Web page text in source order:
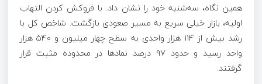
همین نگاه، سه‌شنبه خود را نشان داد. با فروکش کردن التهاب
اولیه، بازار خیلی سریع به مسیر صعودی بازگشت. شاخص کل با
رشد بیش از ۱۱۴ هزار واحدی به سطح چهار میلیون و ۵۴۰ هزار
واحد رسید و حدود ۹۷ درصد نمادها در محدوده مثبت قرار
گرفتند.